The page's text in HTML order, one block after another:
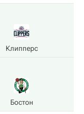
Клипперс
Бостон